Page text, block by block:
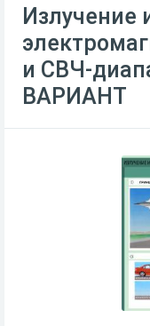
Излучение
и СВЧ-
ВАРИАНТ